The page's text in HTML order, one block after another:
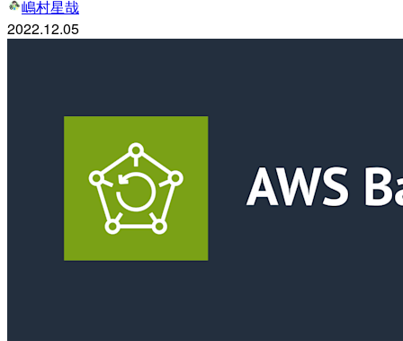
嶋村星哉
2022.12.05